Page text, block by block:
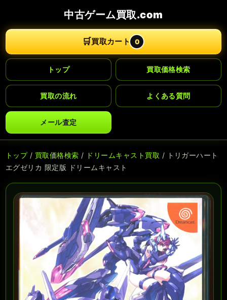
中古ゲーム買取.com
🛒買取カート 0
トップ 買取価格検索
買取の流れ よくある質問
メール査定
トップ/ 買取価格検索 / ドリームキャスト買取 / トリガーハート
エグゼリカ 限定版 ドリームキャスト